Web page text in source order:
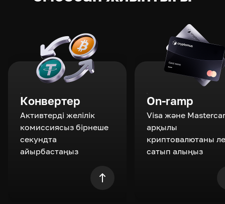
Конвертер
Активтерді желілік
комиссиясыз бірнеше
секундта
айырбастаңыз
On-ramp
Visa және
арқылы
криптовалютаны
сатып алыңыз